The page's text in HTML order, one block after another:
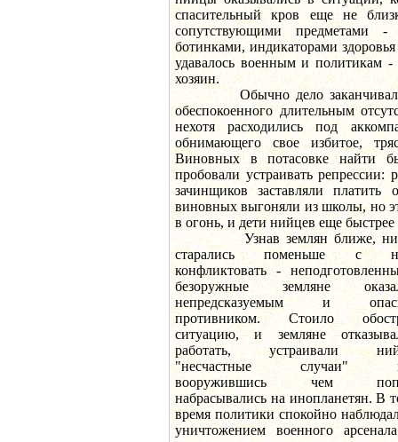
спасительный кров еще не
сопутствующими предметами -
ботинками, индикаторами
удавалось военным и политикам -
хозяин.
Обычно дело заканчивалось
обеспокоенного длительным
нехотя расходились под
обнимающего свое избитое,
Виновных в потасовке найти
пробовали устраивать репрессии:
зачинщиков заставляли
виновных выгоняли из школы, но
в огонь, и дети нийцев еще быстрее
Узнав землян ближе,
старались поменьше с
конфликтовать -
безоружные земляне
непредсказуемым и
противником. Стоило
ситуацию, и земляне
работать, устраивали
"несчастные случаи"
вооружившись чем
набрасывались на инопланетян. В
время политики спокойно
уничтожением военного